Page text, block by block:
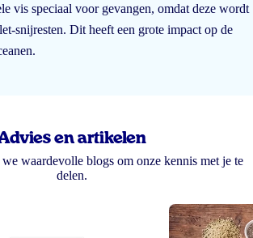
vis speciaal voor gevangen, omdat deze wordt
snijresten. Dit heeft een grote impact op de
en artikelen
waardevolle blogs om onze kennis met je te
delen.